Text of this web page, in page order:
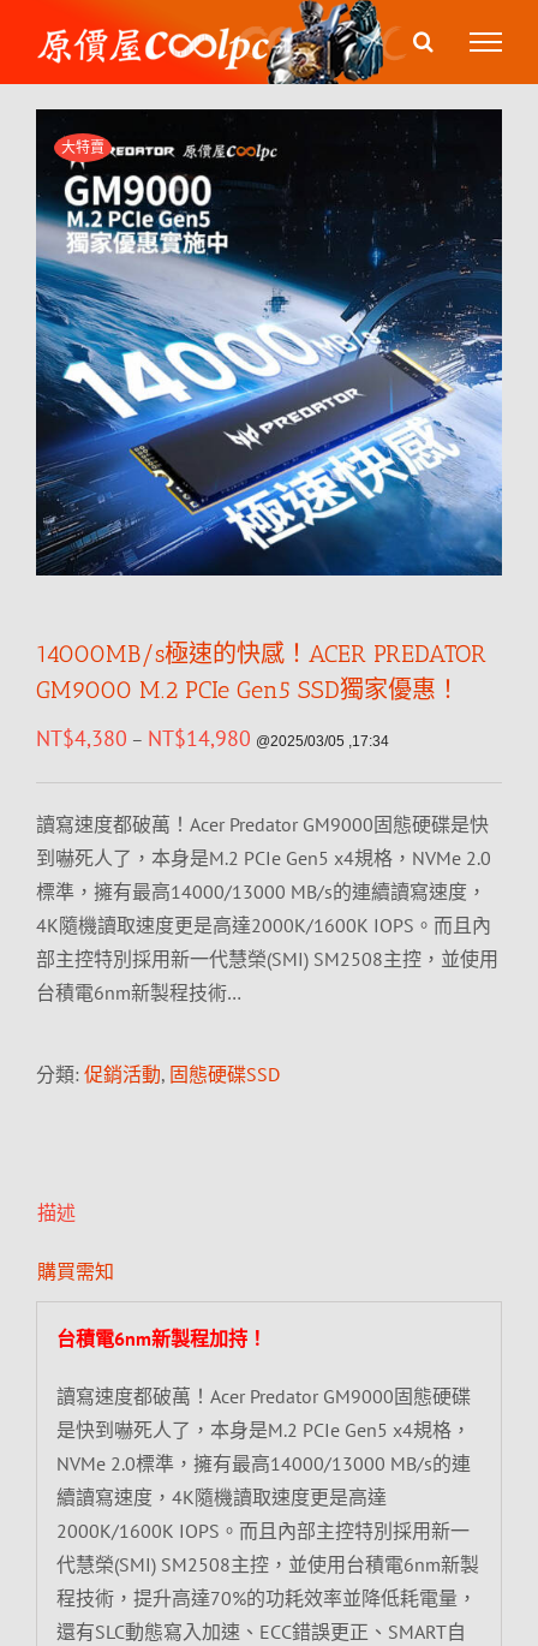
content
大特賣
14000MB/s極速的快感！ACER PREDATOR
GM9000 M.2 PCIe Gen5 SSD獨家優惠！
NT$4,380 – NT$14,980 @2025/03/05 ,17:34
讀寫速度都破萬！Acer Predator GM9000固態硬碟是快
到嚇死人了，本身是M.2 PCIe Gen5 x4規格，NVMe 2.0
標準，擁有最高14000/13000 MB/s的連續讀寫速度，
4K隨機讀取速度更是高達2000K/1600K IOPS。而且內
部主控特別採用新一代慧榮(SMI) SM2508主控，並使用
台積電6nm新製程技術…
分類: 促銷活動, 固態硬碟SSD
描述
購買需知
台積電6nm新製程加持！
讀寫速度都破萬！Acer Predator GM9000固態硬碟
是快到嚇死人了，本身是M.2 PCIe Gen5 x4規格，
NVMe 2.0標準，擁有最高14000/13000 MB/s的連
續讀寫速度，4K隨機讀取速度更是高達
2000K/1600K IOPS。而且內部主控特別採用新一
代慧榮(SMI) SM2508主控，並使用台積電6nm新製
程技術，提升高達70%的功耗效率並降低耗電量，
還有SLC動態寫入加速、ECC錯誤更正、SMART自